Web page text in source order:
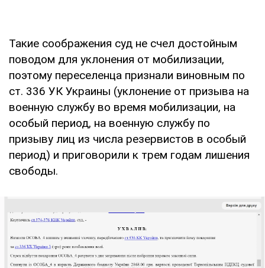
Такие соображения суд не счел достойным
поводом для уклонения от мобилизации,
поэтому переселенца признали виновным по
ст. 336 УК Украины (уклонение от призыва на
военную службу во время мобилизации, на
особый период, на военную службу по
призыву лиц из числа резервистов в особый
период) и приговорили к трем годам лишения
свободы.